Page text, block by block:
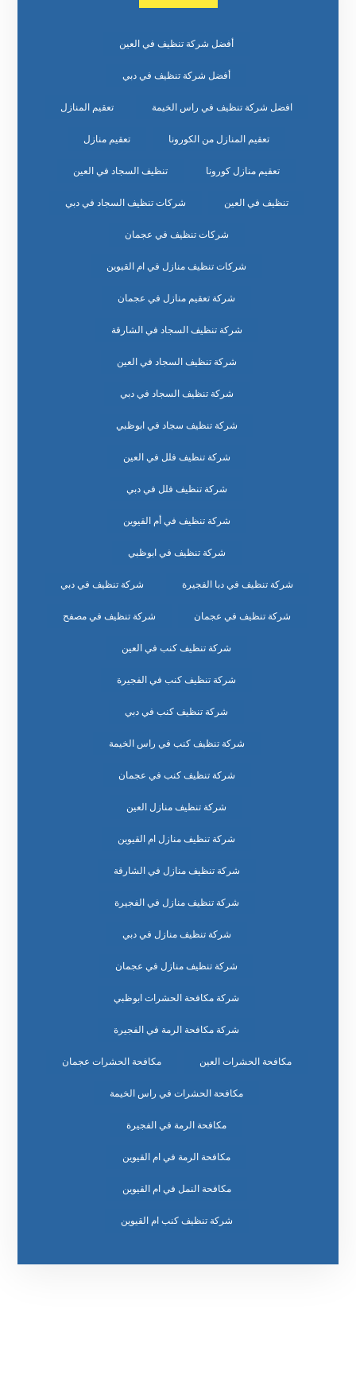
أفضل شركة تنظيف في العين
أفضل شركة تنظيف في دبي
افضل شركة تنظيف في راس الخيمة تعقيم المنازل
تعقيم المنازل من الكورونا تعقيم منازل
تعقيم منازل كورونا تنظيف السجاد في العين
تنظيف في العين شركات تنظيف السجاد في دبي
شركات تنظيف في عجمان
شركات تنظيف منازل في ام القيوين
شركة تعقيم منازل في عجمان
شركة تنظيف السجاد في الشارقة
شركة تنظيف السجاد في العين
شركة تنظيف السجاد في دبي
شركة تنظيف سجاد في ابوظبي
شركة تنظيف فلل في العين
شركة تنظيف فلل في دبي
شركة تنظيف في أم القيوين
شركة تنظيف في ابوظبي
شركة تنظيف في دبا الفجيرة شركة تنظيف في دبي
شركة تنظيف في عجمان شركة تنظيف في مصفح
شركة تنظيف كنب في العين
شركة تنظيف كنب في الفجيرة
شركة تنظيف كنب في دبي
شركة تنظيف كنب في راس الخيمة
شركة تنظيف كنب في عجمان
شركة تنظيف منازل العين
شركة تنظيف منازل ام القيوين
شركة تنظيف منازل في الشارقة
شركة تنظيف منازل في الفجيرة
شركة تنظيف منازل في دبي
شركة تنظيف منازل في عجمان
شركة مكافحة الحشرات ابوظبي
شركة مكافحة الرمة في الفجيرة
مكافحة الحشرات العين مكافحة الحشرات عجمان
مكافحة الحشرات في راس الخيمة
مكافحة الرمة في الفجيرة
مكافحة الرمة في ام القيوين
مكافحة النمل في ام القيوين